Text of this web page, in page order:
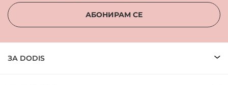
АБОНИРАМ СЕ
ЗА DODIS